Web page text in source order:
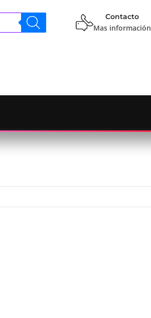
Contacto
Mas información